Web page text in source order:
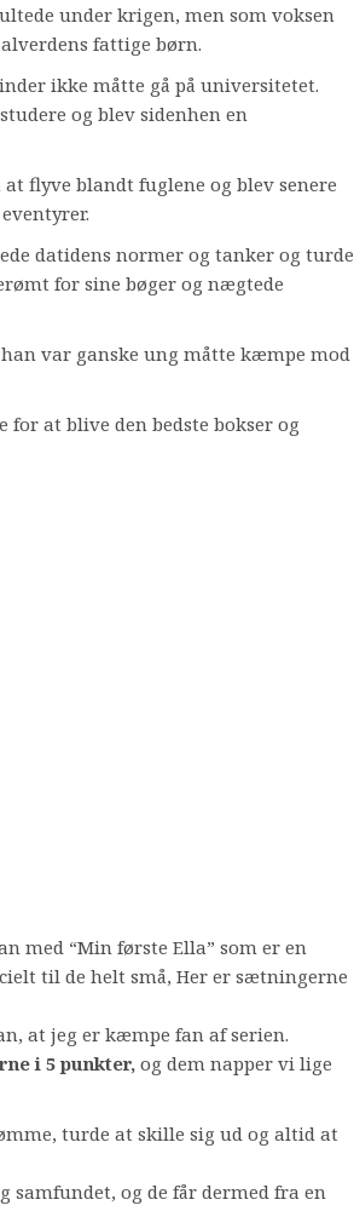
under krigen, men som voksen
fattige børn.
ikke måtte gå på universitetet.
og blev sidenhen en
flyve blandt fuglene og blev senere
datidens normer og tanker og turde
for sine bøger og nægtede
var ganske ung måtte kæmpe mod
at blive den bedste bokser og
med “Min første Ella” som er en
til de helt små, Her er sætningerne
at jeg er kæmpe fan af serien.
i 5 punkter, og dem napper vi lige
turde at skille sig ud og altid at
samfundet, og de får dermed fra en